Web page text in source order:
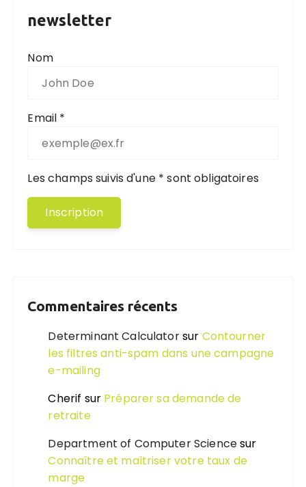
newsletter
Nom
Email *
Les champs suivis d'une * sont obligatoires
Commentaires récents
Determinant Calculatorsur Contourner
les filtres anti-spam dans une campagne
e-mailing
Cherif sur Préparer sa demande de
retraite
Department of Computer Sciencesur
Connaître et maîtriser votre taux de
marge